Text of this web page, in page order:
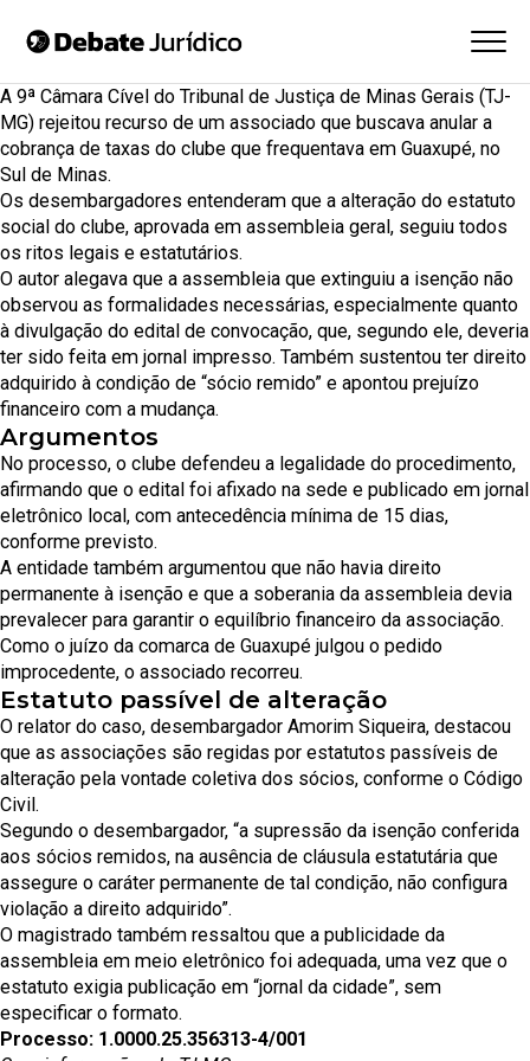
A 9ª Câmara Cível do Tribunal de Justiça de Minas Gerais (TJ-
MG) rejeitou recurso de um associado que buscava anular a
cobrança de taxas do clube que frequentava em Guaxupé, no
Sul de Minas.
Os desembargadores entenderam que a alteração do estatuto
social do clube, aprovada em assembleia geral, seguiu todos
os ritos legais e estatutários.
O autor alegava que a assembleia que extinguiu a isenção não
observou as formalidades necessárias, especialmente quanto
à divulgação do edital de convocação, que, segundo ele, deveria
ter sido feita em jornal impresso. Também sustentou ter direito
adquirido à condição de “sócio remido” e apontou prejuízo
financeiro com a mudança.
Argumentos
No processo, o clube defendeu a legalidade do procedimento,
afirmando que o edital foi afixado na sede e publicado em jornal
eletrônico local, com antecedência mínima de 15 dias,
conforme previsto.
A entidade também argumentou que não havia direito
permanente à isenção e que a soberania da assembleia devia
prevalecer para garantir o equilíbrio financeiro da associação.
Como o juízo da comarca de Guaxupé julgou o pedido
improcedente, o associado recorreu.
Estatuto passível de alteração
O relator do caso, desembargador Amorim Siqueira, destacou
que as associações são regidas por estatutos passíveis de
alteração pela vontade coletiva dos sócios, conforme o Código
Civil.
Segundo o desembargador, “a supressão da isenção conferida
aos sócios remidos, na ausência de cláusula estatutária que
assegure o caráter permanente de tal condição, não configura
violação a direito adquirido”.
O magistrado também ressaltou que a publicidade da
assembleia em meio eletrônico foi adequada, uma vez que o
estatuto exigia publicação em “jornal da cidade”, sem
especificar o formato.
Processo: 1.0000.25.356313-4/001